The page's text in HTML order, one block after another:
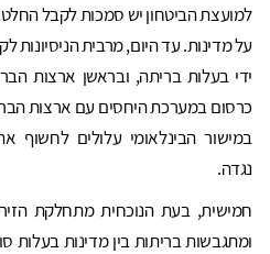
למועצת הביטחון יש סמכות לקבל
על מדינות. עד היום, מרבית הניסיונות
ידי בעלות בריתה, ובראשן ארצות
כרסום במערכת היחסים עם ארצות
במישור הבינלאומי עלולים לחשוף
נגדה.
חמישית, בעת הנוכחית מתחלקת
ומתגבשות בריתות בין מדינות